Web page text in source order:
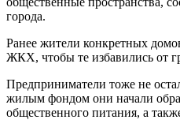
города.
Ранее жители конкретных
ЖКХ, чтобы те избавились от
Предприниматели тоже не
жилым фондом они начали
общественного питания, а